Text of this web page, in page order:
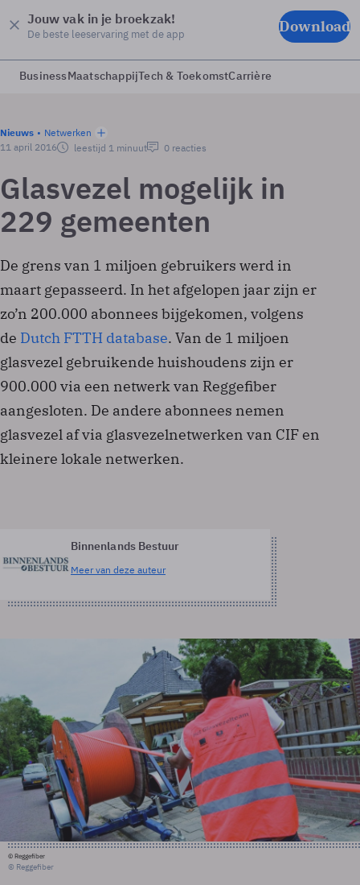
Jouw vak in je broekzak!
De beste leeservaring met de app Download
BusinessMaatschappijTech & ToekomstCarrière
Nieuws
Netwerken
11 april 2016
leestijd 1 minuut 0 reacties
Glasvezel mogelijk in
229 gemeenten
De grens van 1 miljoen gebruikers werd in
maart gepasseerd. In het afgelopen jaar zijn er
zo’n 200.000 abonnees bijgekomen, volgens
de Dutch FTTH database. Van de 1 miljoen
glasvezel gebruikende huishoudens zijn er
900.000 via een netwerk van Reggefiber
aangesloten. De andere abonnees nemen
glasvezel af via glasvezelnetwerken van CIF en
kleinere lokale netwerken.
Binnenlands Bestuur
Meer van deze auteur
© Reggefiber
© Reggefiber